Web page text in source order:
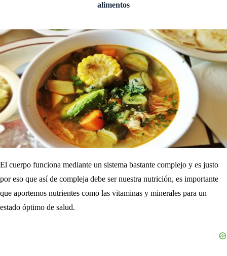
alimentos
El cuerpo funciona mediante un sistema bastante complejo y es justo
por eso que así de compleja debe ser nuestra nutrición, es importante
que aportemos nutrientes como las vitaminas y minerales para un
estado óptimo de salud.